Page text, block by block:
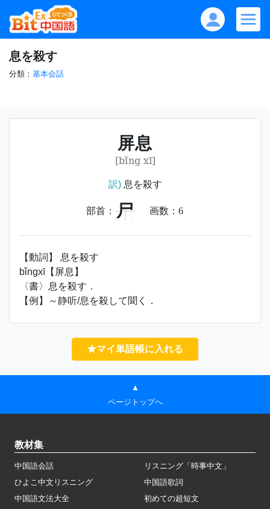
息を殺す
分類： 基本会話
屏息
[bǐng xī]
訳)息を殺す
部首： 尸 画数： 6
【動詞】 息を殺す
bǐngxī【屏息】
〈書〉息を殺す．
【例】～静听/息を殺して聞く．
★マイ単語帳に入れる
▲
ページトップへ
教材集
中国語会話
リスニング「時事中文」
ひよこ中文リスニング
中国語歌詞
中国語文法大全
初めての超短文